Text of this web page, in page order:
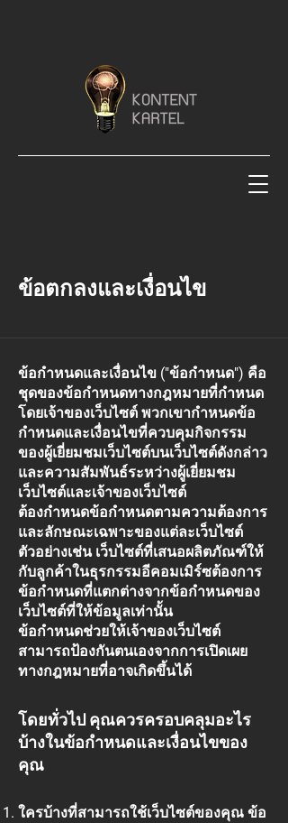
ข้อตกลงและเงื่อนไข
ข้อกำหนดและเงื่อนไข ("ข้อกำหนด") คือ
ชุดของข้อกำหนดทางกฎหมายที่กำหนด
โดยเจ้าของเว็บไซต์ พวกเขากำหนดข้อ
กำหนดและเงื่อนไขที่ควบคุมกิจกรรม
ของผู้เยี่ยมชมเว็บไซต์บนเว็บไซต์ดังกล่าว
และความสัมพันธ์ระหว่างผู้เยี่ยมชม
เว็บไซต์และเจ้าของเว็บไซต์
ต้องกำหนดข้อกำหนดตามความต้องการ
และลักษณะเฉพาะของแต่ละเว็บไซต์
ตัวอย่างเช่น เว็บไซต์ที่เสนอผลิตภัณฑ์ให้
กับลูกค้าในธุรกรรมอีคอมเมิร์ซต้องการ
ข้อกำหนดที่แตกต่างจากข้อกำหนดของ
เว็บไซต์ที่ให้ข้อมูลเท่านั้น
ข้อกำหนดช่วยให้เจ้าของเว็บไซต์
สามารถป้องกันตนเองจากการเปิดเผย
ทางกฎหมายที่อาจเกิดขึ้นได้
โดยทั่วไป คุณควรครอบคลุมอะไร
บ้างในข้อกำหนดและเงื่อนไขของ
คุณ
ใครบ้างที่สามารถใช้เว็บไซต์ของคุณ ข้อ